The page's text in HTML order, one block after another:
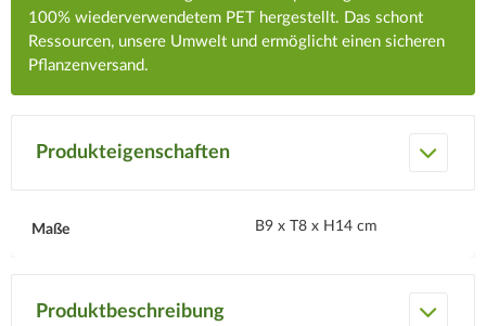
100% wiederverwendetem PET hergestellt. Das schont
Ressourcen, unsere Umwelt und ermöglicht einen sicheren
Pflanzenversand.
Produkteigenschaften
Maße B9 x T8 x H14 cm
Produktbeschreibung